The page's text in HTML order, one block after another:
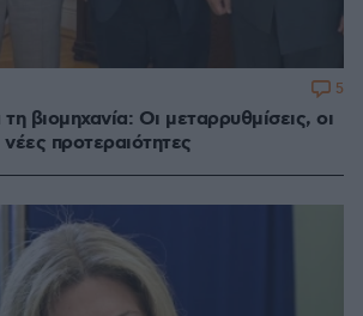
βιομηχανία: Οι μεταρρυθμίσεις, οι
νέες προτεραιότητες
5